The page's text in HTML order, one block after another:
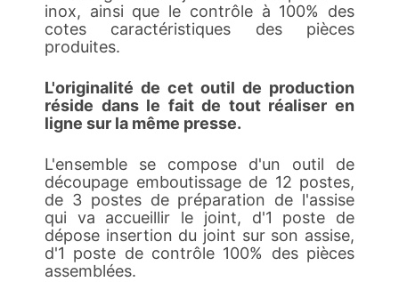
inox, ainsi que le contrôle à 100% des
cotes caractéristiques des pièces
produites.
L'originalité de cet outil de production
réside dans le fait de tout réaliser en
ligne sur la même presse.
L'ensemble se compose d'un outil de
découpage emboutissage de 12 postes,
de 3 postes de préparation de l'assise
qui va accueillir le joint, d'1 poste de
dépose insertion du joint sur son assise,
d'1 poste de contrôle 100% des pièces
assemblées.